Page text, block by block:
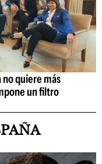
no quiere más
un filtro